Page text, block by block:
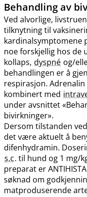
Behandling av
Ved alvorlige,
tilknytning til
kardinalsymptomene
noe forskjellig hos de
kollaps, dyspné og​/​
behandlingen er å
respirasjon.
kombinert med
under avsnittet
bivirkninger».
Dersom tilstanden
det være aktuelt å
difenhydramin.
s.c. til hund og 1 mg/
preparat er
søknad om
matproduserende